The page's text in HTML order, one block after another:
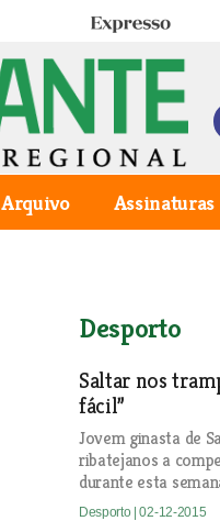
Expresso
Arquivo Assinaturas
Desporto
Saltar nos
fácil”
Jovem ginasta de
ribatejanos a
durante esta
Desporto | 02-12-2015